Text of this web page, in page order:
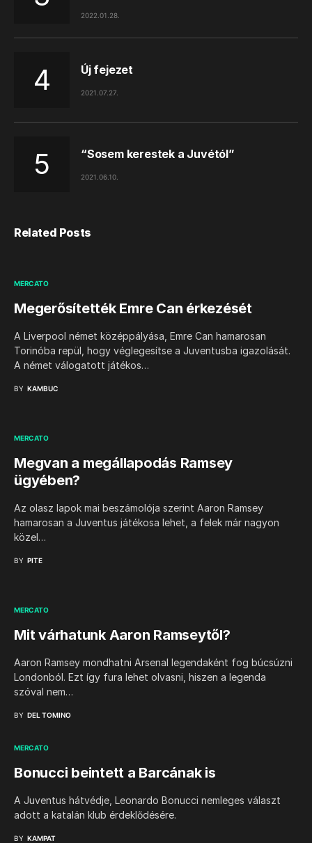
2022.01.28.
Új fejezet
2021.07.27.
“Sosem kerestek a Juvétól”
2021.06.10.
Related Posts
MERCATO
Megerősítették Emre Can érkezését
A Liverpool német középpályása, Emre Can hamarosan
Torinóba repül, hogy véglegesítse a Juventusba igazolását.
A német válogatott játékos…
BY KAMBUC
MERCATO
Megvan a megállapodás Ramsey
ügyében?
Az olasz lapok mai beszámolója szerint Aaron Ramsey
hamarosan a Juventus játékosa lehet, a felek már nagyon
közel…
BY PITE
MERCATO
Mit várhatunk Aaron Ramseytől?
Aaron Ramsey mondhatni Arsenal legendaként fog búcsúzni
Londonból. Ezt így fura lehet olvasni, hiszen a legenda
szóval nem…
BY DEL TOMINO
MERCATO
Bonucci beintett a Barcának is
A Juventus hátvédje, Leonardo Bonucci nemleges választ
adott a katalán klub érdeklődésére.
BY KAMPAT